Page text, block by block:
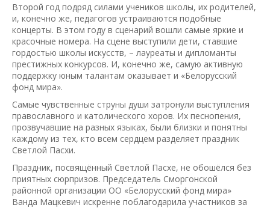
Второй год подряд силами учеников школы, их родителей,
и, конечно же, педагогов устраиваются подобные
концерты. В этом году в сценарий вошли самые яркие и
красочные номера. На сцене выступили дети, ставшие
гордостью школы искусств, – лауреаты и дипломанты
престижных конкурсов. И, конечно же, самую активную
поддержку юным талантам оказывает и «Белорусский
фонд мира».
Самые чувственные струны души затронули выступления
православного и католического хоров. Их песнопения,
прозвучавшие на разных языках, были близки и понятны
каждому из тех, кто всем сердцем разделяет праздник
Светлой Пасхи.
Праздник, посвящённый Светлой Пасхе, не обошёлся без
приятных сюрпризов. Председатель Сморгонской
районной организации ОО «Белорусский фонд мира»
Ванда Мацкевич искренне поблагодарила участников за